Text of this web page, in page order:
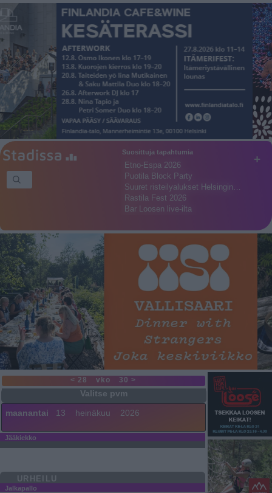
+
Suosittuja tapahtumia
Etno-Espa 2026
Puotila Block Party
Suuret risteilyalukset Helsingin…
Rastila Fest 2026
Bar Loosen live-ilta
< 28 vko 30 >
maanantai 13 heinäkuu 2026
Jääkiekko
URHEILU
Jalkapallo